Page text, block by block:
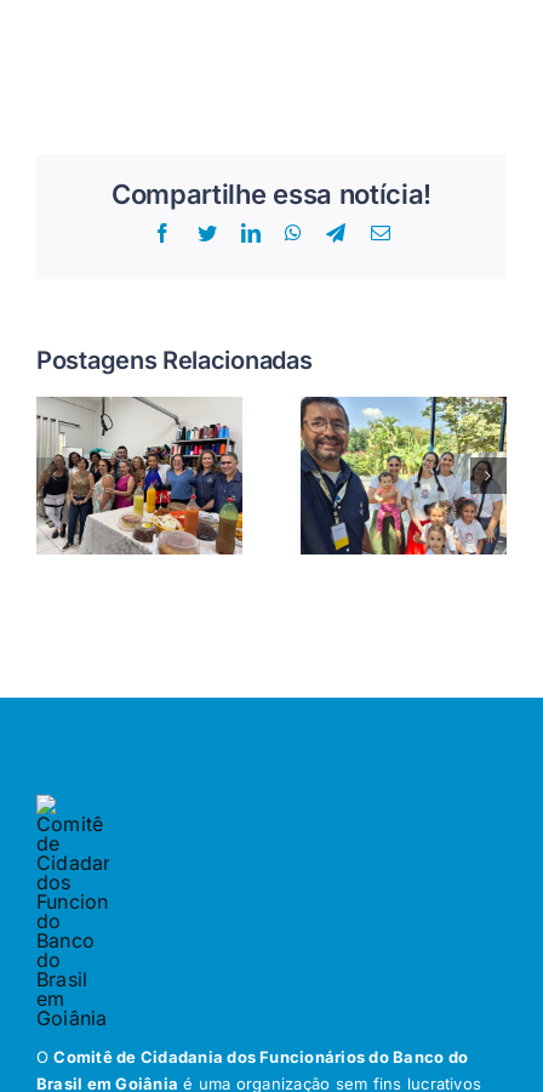
Compartilhe essa notícia!
Facebook
TwitterLinkedInWhatsApp
Telegram
E-
Postagens Relacionadas
OComitê de Cidadania dos Funcionários do Banco do
Brasil em Goiânia é uma organização sem fins lucrativos